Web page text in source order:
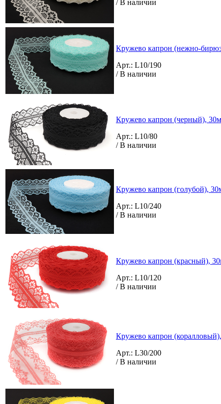
/ В наличии
Кружево капрон (нежно-
Арт.: L10/190
/ В наличии
Кружево капрон (черный),
Арт.: L10/80
/ В наличии
Кружево капрон (голубой),
Арт.: L10/240
/ В наличии
Кружево капрон (красный),
Арт.: L10/120
/ В наличии
Кружево капрон
Арт.: L30/200
/ В наличии